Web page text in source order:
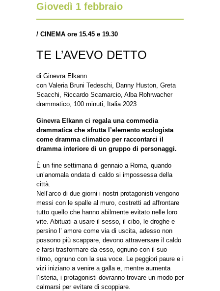
Giovedì 1 febbraio
/ CINEMA ore 15.45 e 19.30
TE L’AVEVO DETTO
di Ginevra Elkann
con Valeria Bruni Tedeschi, Danny Huston, Greta
Scacchi, Riccardo Scamarcio, Alba Rohrwacher
drammatico, 100 minuti, Italia 2023
Ginevra Elkann ci regala una commedia
drammatica che sfrutta l’elemento ecologista
come dramma climatico per raccontarci il
dramma interiore di un gruppo di personaggi.
È un fine settimana di gennaio a Roma, quando
un’anomala ondata di caldo si impossessa della
città.
Nell’arco di due giorni i nostri protagonisti vengono
messi con le spalle al muro, costretti ad affrontare
tutto quello che hanno abilmente evitato nelle loro
vite. Abituati a usare il sesso, il cibo, le droghe e
persino l’ amore come via di uscita, adesso non
possono più scappare, devono attraversare il caldo
e farsi trasformare da esso, ognuno con il suo
ritmo, ognuno con la sua voce. Le peggiori paure e i
vizi iniziano a venire a galla e, mentre aumenta
l’isteria, i protagonisti dovranno trovare un modo per
calmarsi per evitare di scoppiare.